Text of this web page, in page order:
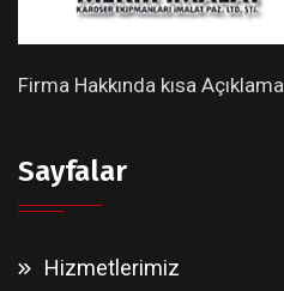
Firma Hakkında kısa Açıklama
Sayfalar
Hizmetlerimiz